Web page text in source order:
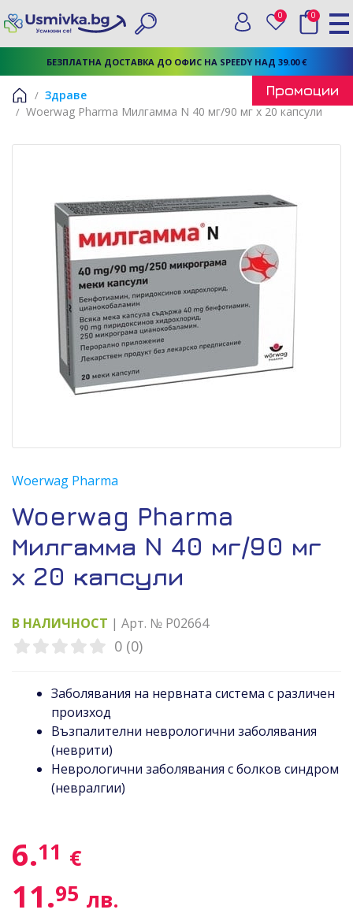
БЕЗПЛАТНА ДОСТАВКА ДО ОФИС НА SPEEDY НАД 39.00 €
Търси
Вход
0 Любими
0
Начало
Здраве
Woerwag Pharma Милгамма N 40 мг/90 мг х 20 капсули
Woerwag Pharma
Woerwag Pharma
Милгамма N 40 мг/90 мг
х 20 капсули
В НАЛИЧНОСТ | Арт. № P02664
0 (0)
Заболявания на нервната система с различен
произход
Възпалителни неврологични заболявания
(неврити)
Неврологични заболявания с болков синдром
(невралгии)
6.11 €
11.95 лв.
Промоции